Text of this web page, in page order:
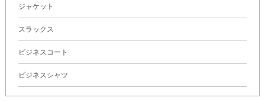
ジャケット
スラックス
ビジネスコート
ビジネスシャツ